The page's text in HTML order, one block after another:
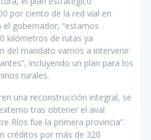
por ciento de la red vial en
gobernador, “estamos
kilómetros de rutas ya
del mandato vamos a intervenir
incluyendo un plan para los
rurales.
una reconstrucción integral, se
tras obtener el aval
Ríos fue la primera provincia”.
créditos por más de 320